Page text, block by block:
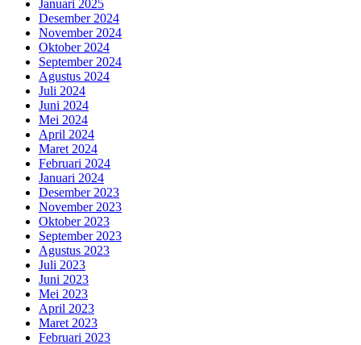
Januari 2025
Desember 2024
November 2024
Oktober 2024
September 2024
Agustus 2024
Juli 2024
Juni 2024
Mei 2024
April 2024
Maret 2024
Februari 2024
Januari 2024
Desember 2023
November 2023
Oktober 2023
September 2023
Agustus 2023
Juli 2023
Juni 2023
Mei 2023
April 2023
Maret 2023
Februari 2023